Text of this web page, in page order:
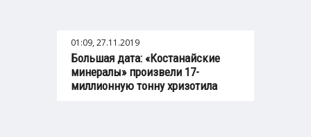
01:09, 27.11.2019
Большая дата: «Костанайские
минералы» произвели 17-
миллионную тонну хризотила